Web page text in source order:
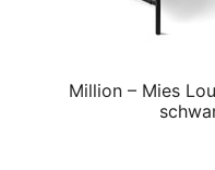
Million – Mies